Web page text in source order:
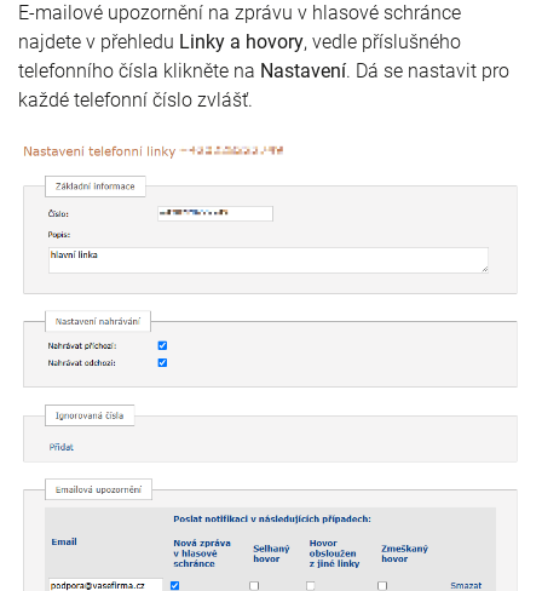
E-mailové upozornění na zprávu v hlasové schránce
najdete v přehledu Linky a hovory, vedle příslušného
telefonního čísla klikněte na Nastavení. Dá se nastavit pro
každé telefonní číslo zvlášť.